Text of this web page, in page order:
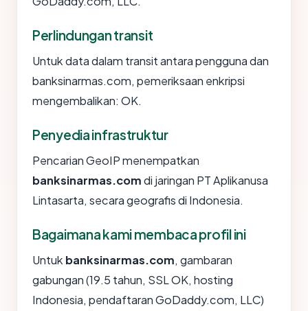
Perlindungan transit
Untuk data dalam transit antara pengguna dan
banksinarmas.com, pemeriksaan enkripsi
mengembalikan: OK.
Penyedia infrastruktur
Pencarian GeoIP menempatkan
banksinarmas.comdi jaringan PT Aplikanusa
Lintasarta, secara geografis di Indonesia.
Bagaimana kami membaca profil ini
Untuk banksinarmas.com, gambaran
gabungan (19.5 tahun, SSL OK, hosting
Indonesia, pendaftaran GoDaddy.com, LLC)